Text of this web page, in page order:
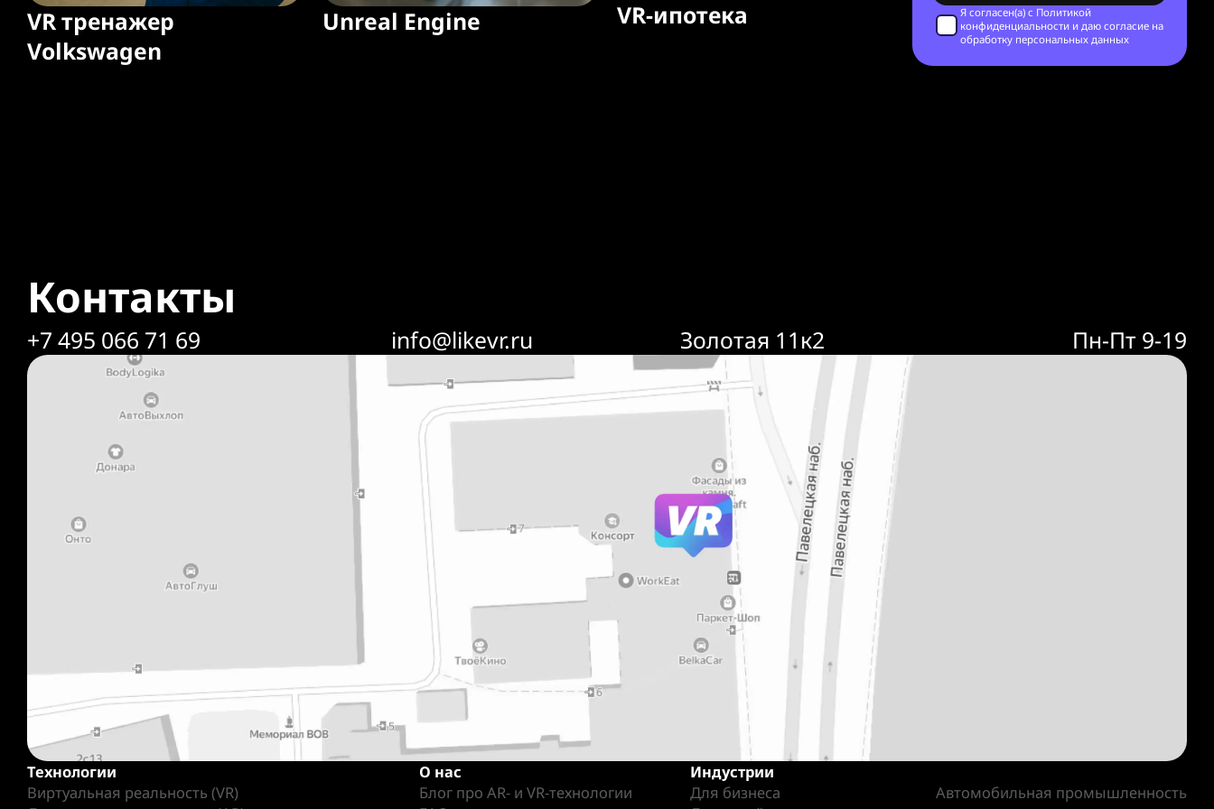
VR тренажер
Volkswagen
Unreal Engine VR-ипотека Я согласен(а) с Политикой
конфиденциальности и даю согласие на
обработку персональных данных
Контакты
+7 495 066 71 69 info@likevr.ru Золотая 11к2 Пн-Пт 9-19
Технологии
Виртуальная реальность (VR)
О нас
Блог про AR- и VR-технологии
Индустрии
Для бизнеса
Автомобильная промышленность